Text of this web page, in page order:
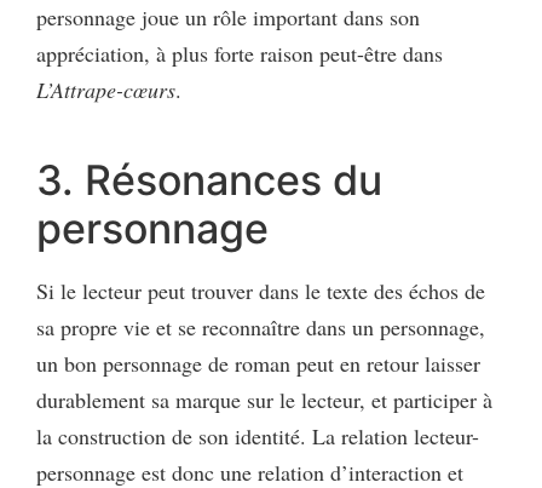
personnage joue un rôle important dans son
appréciation, à plus forte raison peut-être dans
L’Attrape-cœurs.
3. Résonances du
personnage
Si le lecteur peut trouver dans le texte des échos de
sa propre vie et se reconnaître dans un personnage,
un bon personnage de roman peut en retour laisser
durablement sa marque sur le lecteur, et participer à
la construction de son identité. La relation lecteur-
personnage est donc une relation d’interaction et